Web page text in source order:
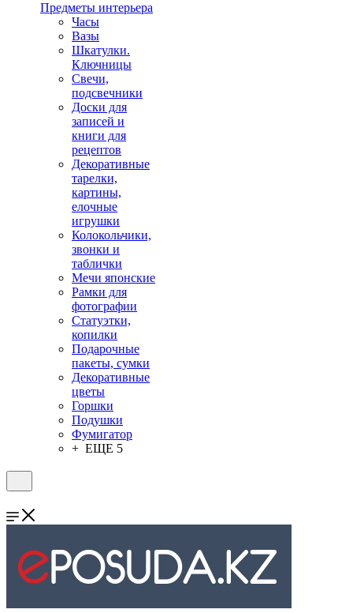
Предметы интерьера
Часы
Вазы
Шкатулки.
Ключницы
Свечи,
подсвечники
Доски для
записей и
книги для
рецептов
Декоративные
тарелки,
картины,
елочные
игрушки
Колокольчики,
звонки и
таблички
Мечи японские
Рамки для
фотографии
Статуэтки,
копилки
Подарочные
пакеты, сумки
Декоративные
цветы
Горшки
Подушки
Фумигатор
+ ЕЩЕ 5